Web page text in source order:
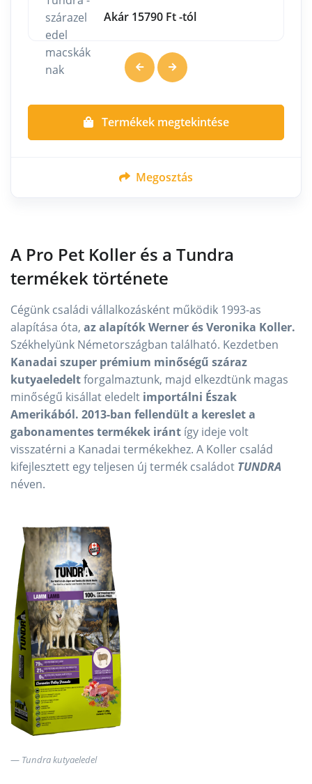
Akár 15790 Ft -tól
Termékek megtekintése
Megosztás
A Pro Pet Koller és a Tundra
termékek története
Cégünk családi vállalkozásként működik 1993-as
alapítása óta, az alapítók Werner és Veronika Koller.
Székhelyünk Németországban található. Kezdetben
Kanadai szuper prémium minőségű száraz
kutyaeledeltforgalmaztunk, majd elkezdtünk magas
minőségű kisállat eledelt importálni Észak
Amerikából. 2013-ban fellendült a kereslet a
gabonamentes termékek iránt így ideje volt
visszatérni a Kanadai termékekhez. A Koller család
kifejlesztett egy teljesen új termék családot TUNDRA
néven.
Tundra kutyaeledel